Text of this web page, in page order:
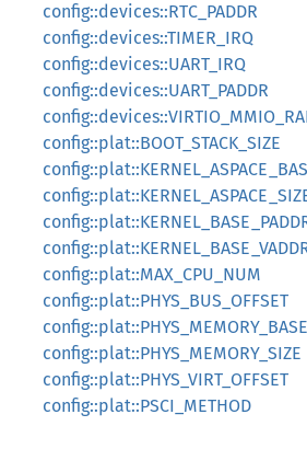
config::devices::RTC_PADDR
config::devices::TIMER_IRQ
config::devices::UART_IRQ
config::devices::UART_PADDR
config::plat::BOOT_STACK_SIZE
config::plat::MAX_CPU_NUM
config::plat::PHYS_BUS_OFFSET
config::plat::PHYS_MEMORY_BASE
config::plat::PHYS_MEMORY_SIZE
config::plat::PHYS_VIRT_OFFSET
config::plat::PSCI_METHOD